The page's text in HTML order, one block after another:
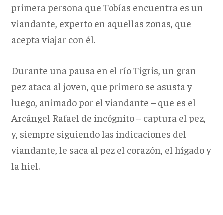
primera persona que Tobías encuentra es un
viandante, experto en aquellas zonas, que
acepta viajar con él.
Durante una pausa en el río Tigris, un gran
pez ataca al joven, que primero se asusta y
luego, animado por el viandante – que es el
Arcángel Rafael de incógnito – captura el pez,
y, siempre siguiendo las indicaciones del
viandante, le saca al pez el corazón, el hígado y
la hiel.